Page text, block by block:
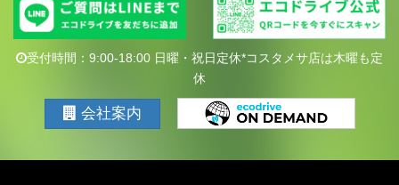
受付時間：9:00-18:00 日曜・祝日定休*コスタメサ店は木曜も定
休
会社案内